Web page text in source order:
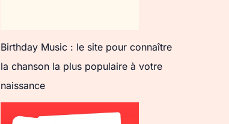
Birthday Music : le site pour connaître
la chanson la plus populaire à votre
naissance